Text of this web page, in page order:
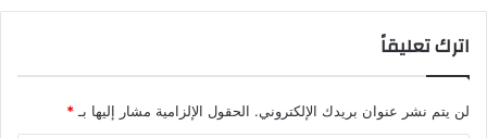
اترك تعليقاً
لن يتم نشر عنوان بريدك الإلكتروني. الحقول الإلزامية مشار إليها بـ*